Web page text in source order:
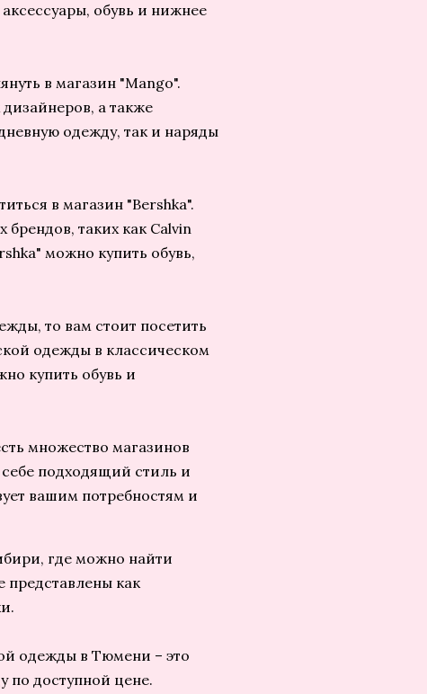
обувь и нижнее
в магазин "Mango".
а также
одежду, так и наряды
в магазин "Bershka".
таких как Calvin
можно купить обувь,
то вам стоит посетить
одежды в классическом
купить обувь и
множество магазинов
подходящий стиль и
вашим потребностям и
где можно найти
как
одежды в Тюмени – это
по доступной цене.